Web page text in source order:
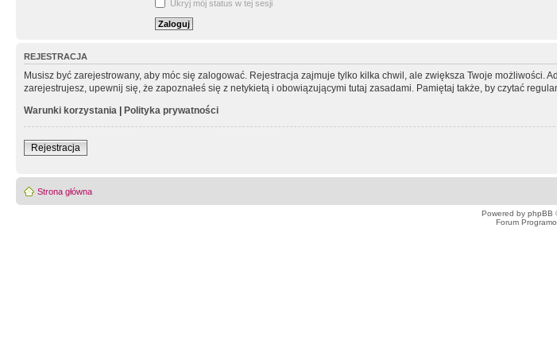
Ukryj mój status w tej sesji
REJESTRACJA
Musisz być zarejestrowany, aby móc się zalogować. Rejestracja zajmuje tylko kilka chwil, ale zwiększa Twoje
zarejestrujesz, upewnij się, że zapoznałeś się z netykietą i obowiązującymi tutaj zasadami. Pamiętaj także, by czytać
Warunki korzystania | Polityka prywatności
Rejestracja
Strona główna
Powered by phpBB
Forum